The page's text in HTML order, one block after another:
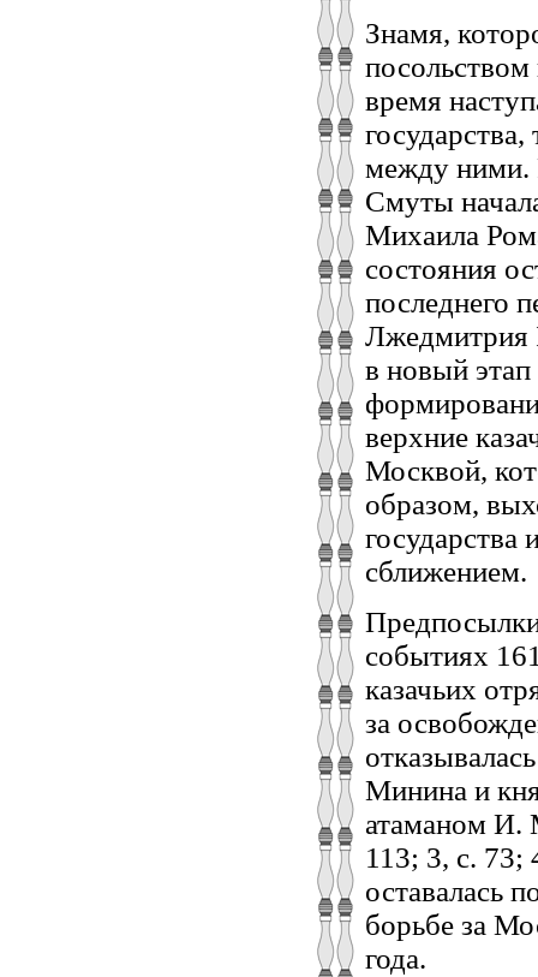
Знамя,
время
между ними.
Смуты
Михаила
состояния
последнего
Лжедмитрия
в новый
верхние
Москвой,
образом,
сближением.
событиях
казачьих
за
Минина и
атаманом И.
113; 3, с. 73;
оставалась
борьбе за
года.